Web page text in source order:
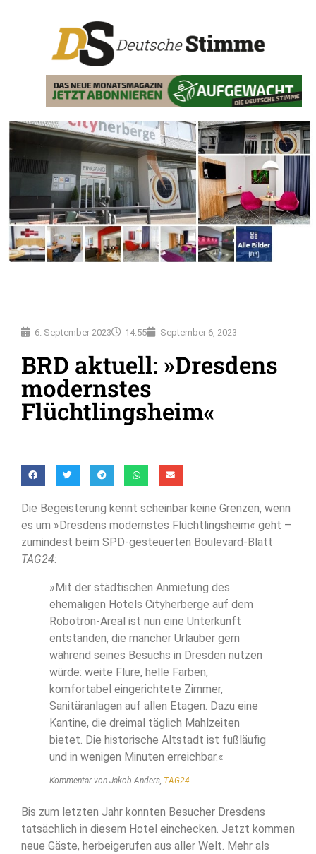
6. September 2023 14:55 September 6, 2023
BRD aktuell: »Dresdens
modernstes
Flüchtlingsheim«
Die Begeisterung kennt scheinbar keine Grenzen, wenn
es um »Dresdens modernstes Flüchtlingsheim« geht –
zumindest beim SPD-gesteuerten Boulevard-Blatt
TAG24:
»Mit der städtischen Anmietung des
ehemaligen Hotels Cityherberge auf dem
Robotron-Areal ist nun eine Unterkunft
entstanden, die mancher Urlauber gern
während seines Besuchs in Dresden nutzen
würde: weite Flure, helle Farben,
komfortabel eingerichtete Zimmer,
Sanitäranlagen auf allen Etagen. Dazu eine
Kantine, die dreimal täglich Mahlzeiten
bietet. Die historische Altstadt ist fußläufig
und in wenigen Minuten erreichbar.«
Kommentar von Jakob Anders, TAG24
Bis zum letzten Jahr konnten Besucher Dresdens
tatsächlich in diesem Hotel einchecken. Jetzt kommen
neue Gäste, herbeigerufen aus aller Welt. Mehr als